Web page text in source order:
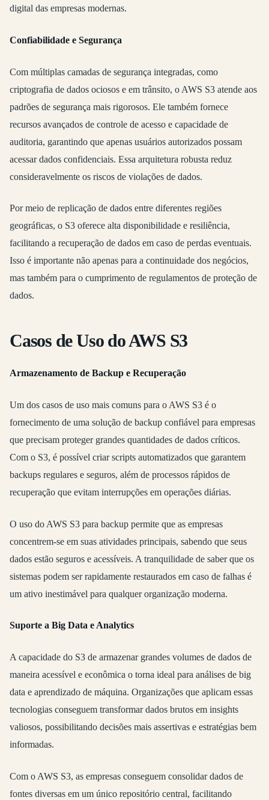
digital das empresas modernas.
Confiabilidade e Segurança
Com múltiplas camadas de segurança integradas, como
criptografia de dados ociosos e em trânsito, o AWS S3 atende aos
padrões de segurança mais rigorosos. Ele também fornece
recursos avançados de controle de acesso e capacidade de
auditoria, garantindo que apenas usuários autorizados possam
acessar dados confidenciais. Essa arquitetura robusta reduz
consideravelmente os riscos de violações de dados.
Por meio de replicação de dados entre diferentes regiões
geográficas, o S3 oferece alta disponibilidade e resiliência,
facilitando a recuperação de dados em caso de perdas eventuais.
Isso é importante não apenas para a continuidade dos negócios,
mas também para o cumprimento de regulamentos de proteção de
dados.
Casos de Uso do AWS S3
Armazenamento de Backup e Recuperação
Um dos casos de uso mais comuns para o AWS S3 é o
fornecimento de uma solução de backup confiável para empresas
que precisam proteger grandes quantidades de dados críticos.
Com o S3, é possível criar scripts automatizados que garantem
backups regulares e seguros, além de processos rápidos de
recuperação que evitam interrupções em operações diárias.
O uso do AWS S3 para backup permite que as empresas
concentrem-se em suas atividades principais, sabendo que seus
dados estão seguros e acessíveis. A tranquilidade de saber que os
sistemas podem ser rapidamente restaurados em caso de falhas é
um ativo inestimável para qualquer organização moderna.
Suporte a Big Data e Analytics
A capacidade do S3 de armazenar grandes volumes de dados de
maneira acessível e econômica o torna ideal para análises de big
data e aprendizado de máquina. Organizações que aplicam essas
tecnologias conseguem transformar dados brutos em insights
valiosos, possibilitando decisões mais assertivas e estratégias bem
informadas.
Com o AWS S3, as empresas conseguem consolidar dados de
fontes diversas em um único repositório central, facilitando